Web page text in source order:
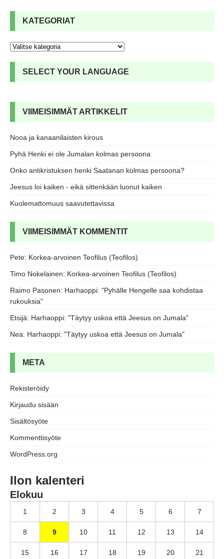
KATEGORIAT
SELECT YOUR LANGUAGE
VIIMEISIMMÄT ARTIKKELIT
Nooa ja kanaanilaisten kirous
Pyhä Henki ei ole Jumalan kolmas persoona
Onko antikristuksen henki Saatanan kolmas persoona?
Jeesus loi kaiken - eikä sittenkään luonut kaiken
Kuolemattomuus saavutettavissa
VIIMEISIMMÄT KOMMENTIT
Pete: Korkea-arvoinen Teofilus (Teofilos)
Timo Nokelainen: Korkea-arvoinen Teofilus (Teofilos)
Raimo Pasonen: Harhaoppi: "Pyhälle Hengelle saa kohdistaa
rukouksia"
Etsijä: Harhaoppi: "Täytyy uskoa että Jeesus on Jumala"
Nea: Harhaoppi: "Täytyy uskoa että Jeesus on Jumala"
META
Rekisteröidy
Kirjaudu sisään
Sisältösyöte
Kommenttisyöte
WordPress.org
Ilon kalenteri
Elokuu
1 2 3 4 5 6 7
8 9 10 11 12 13 14
15 16 17 18 19 20 21